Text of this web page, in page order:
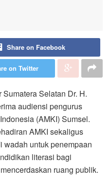
Share on Facebook
on Twitter
Sumatera Selatan Dr. H.
audiensi pengurus
(AMKI) Sumsel.
AMKI sekaligus
wadah untuk penempaan
literasi bagi
ruang publik.